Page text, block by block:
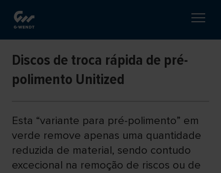
Discos de troca rápida de pré-
polimento Unitized
Esta “variante para pré-polimento” em
verde remove apenas uma quantidade
reduzida de material, sendo contudo
excecional na remoção de riscos ou de